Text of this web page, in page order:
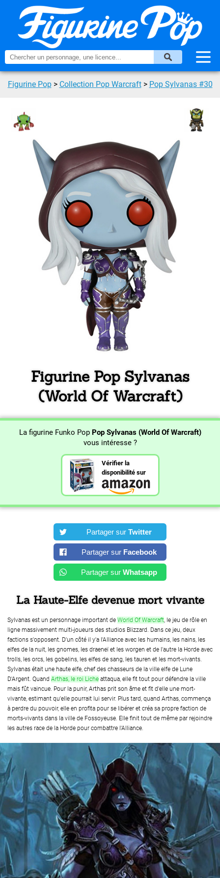
Figurine Pop > Collection Pop Warcraft > Pop Sylvanas #30
Figurine Pop Sylvanas
(World Of Warcraft)
La figurine Funko Pop Pop Sylvanas (World Of Warcraft)
vous intéresse ?
Vérifier la
disponibilité sur
Partager sur Twitter
Partager sur Facebook
Partager sur Whatsapp
La Haute-Elfe devenue mort vivante
Sylvanas est un personnage important de World Of Warcraft, le jeu de rôle en
ligne massivement multi-joueurs des studios Blizzard. Dans ce jeu, deux
factions s'opposent. D'un côté il y'a l'Alliance avec les humains, les nains, les
elfes de la nuit, les gnomes, les draeneï et les worgen et de l'autre la Horde avec
trolls, les orcs, les gobelins, les elfes de sang, les tauren et les mort-vivants.
Sylvanas était une haute elfe, chef des chasseurs de la ville elfe de Lune
D'Argent. Quand Arthas, le roi Liche attaqua, elle fit tout pour défendre la ville
mais fût vaincue. Pour la punir, Arthas prit son âme et fit d'elle une mort-
vivante, estimant qu'elle pourrait lui servir. Plus tard, quand Arthas, commença
à perdre du pouvoir, elle en profita pour se libérer et créa sa propre faction de
morts-vivants dans la ville de Fossoyeuse. Elle finit tout de même par rejoindre
les autres race de la Horde pour combattre l'Alliance.